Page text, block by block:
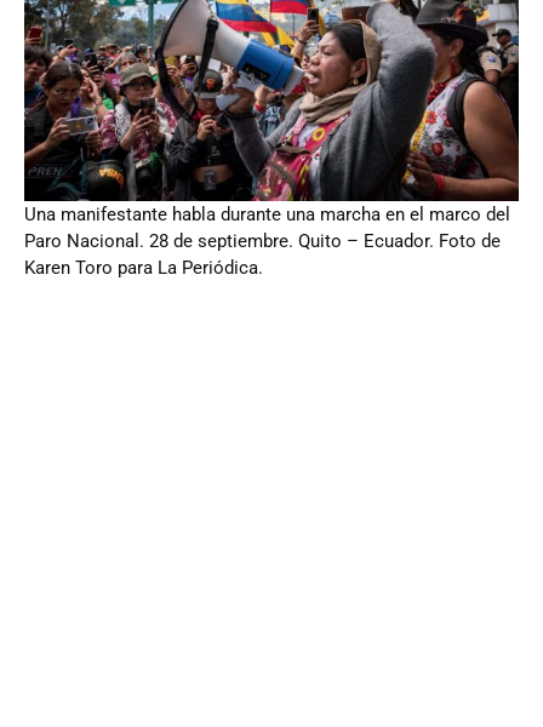
Una manifestante habla durante una marcha en el marco del
Paro Nacional. 28 de septiembre. Quito – Ecuador. Foto de
Karen Toro para La Periódica.